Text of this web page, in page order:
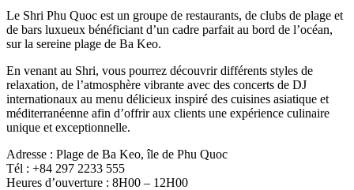
Le Shri Phu Quoc est un groupe de restaurants, de clubs de plage et
de bars luxueux bénéficiant d’un cadre parfait au bord de l’océan,
sur la sereine plage de Ba Keo.
En venant au Shri, vous pourrez découvrir différents styles de
relaxation, de l’atmosphère vibrante avec des concerts de DJ
internationaux au menu délicieux inspiré des cuisines asiatique et
méditerranéenne afin d’offrir aux clients une expérience culinaire
unique et exceptionnelle.
Adresse : Plage de Ba Keo, île de Phu Quoc
Tél : +84 297 2233 555
Heures d’ouverture : 8H00 – 12H00